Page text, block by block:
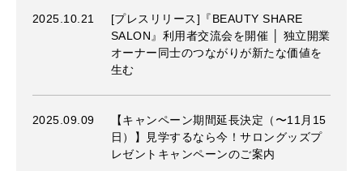
2025.10.21
[プレスリリース]『BEAUTY SHARE
SALON』利用者交流会を開催 │ 独立開業
オーナー同士のつながりが新たな価値を
生む
2025.09.09
【キャンペーン期間延長決定（〜11月15
日）】見学するなら今！サロングッズプ
レゼントキャンペーンのご案内